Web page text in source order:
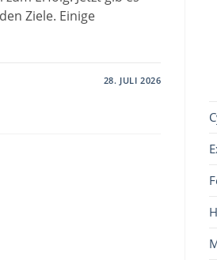
Ziele. Einige
28. JULI 2026